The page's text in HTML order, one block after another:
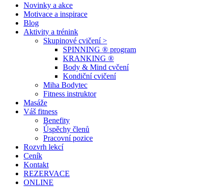
Novinky a akce
Motivace a inspirace
Blog
Aktivity a trénink
Skupinové cvičení >
SPINNING ® program
KRANKING ®
Body & Mind cvčení
Kondiční cvičení
Miha Bodytec
Fitness instruktor
Masáže
Váš fitness
Benefity
Úspěchy členů
Pracovní pozice
Rozvrh lekcí
Ceník
Kontakt
REZERVACE
ONLINE